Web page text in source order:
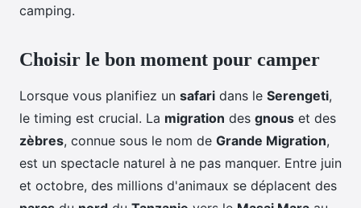
camping.
Choisir le bon moment pour camper
Lorsque vous planifiez un safari dans le Serengeti,
le timing est crucial. La migration des gnous et des
zèbres, connue sous le nom de Grande Migration,
est un spectacle naturel à ne pas manquer. Entre juin
et octobre, des millions d'animaux se déplacent des